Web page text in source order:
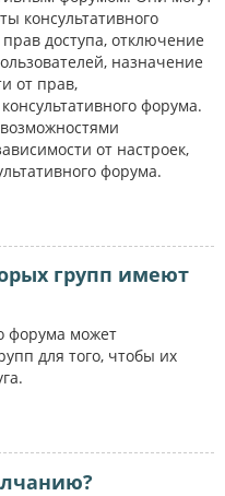
консультативного
доступа, отключение
назначение
от прав,
форума.
от настроек,
форума.
групп имеют
форума может
для того, чтобы их